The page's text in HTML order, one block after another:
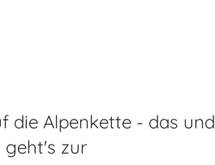
die Alpenkette - das und
geht's zur